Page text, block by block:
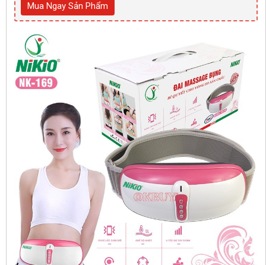
Mua Ngay Sản Phẩm